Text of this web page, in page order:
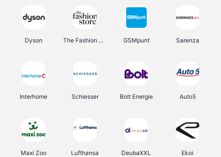
Dyson The Fashion Store GSMpunt Sarenza
Interhome Schiesser Bolt Energie Auto5
Maxi Zoo Lufthansa DeubaXXL Ekoi